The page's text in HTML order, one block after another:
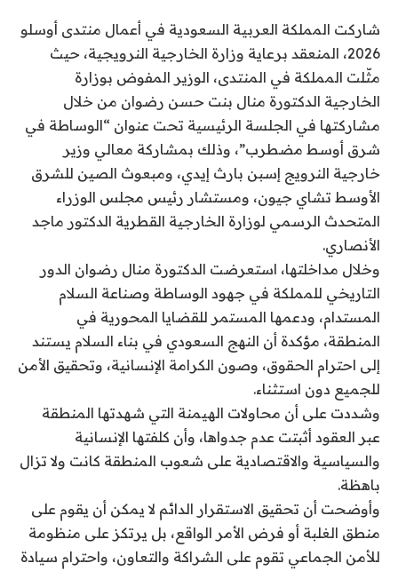
شاركت المملكة العربية السعودية في أعمال منتدى أوسلو
2026، المنعقد برعاية وزارة الخارجية النرويجية، حيث
مثّلت المملكة في المنتدى، الوزير المفوض بوزارة
الخارجية الدكتورة منال بنت حسن رضوان من خلال
مشاركتها في الجلسة الرئيسية تحت عنوان “الوساطة في
شرق أوسط مضطرب”، وذلك بمشاركة معالي وزير
خارجية النرويج إسبن بارث إيدي، ومبعوث الصين للشرق
الأوسط تشاي جيون، ومستشار رئيس مجلس الوزراء
المتحدث الرسمي لوزارة الخارجية القطرية الدكتور ماجد
الأنصاري.
وخلال مداخلتها، استعرضت الدكتورة منال رضوان الدور
التاريخي للمملكة في جهود الوساطة وصناعة السلام
المستدام، ودعمها المستمر للقضايا المحورية في
المنطقة، مؤكدة أن النهج السعودي في بناء السلام يستند
إلى احترام الحقوق، وصون الكرامة الإنسانية، وتحقيق الأمن
للجميع دون استثناء.
وشددت على أن محاولات الهيمنة التي شهدتها المنطقة
عبر العقود أثبتت عدم جدواها، وأن كلفتها الإنسانية
والسياسية والاقتصادية على شعوب المنطقة كانت ولا تزال
باهظة.
وأوضحت أن تحقيق الاستقرار الدائم لا يمكن أن يقوم على
منطق الغلبة أو فرض الأمر الواقع، بل يرتكز على منظومة
للأمن الجماعي تقوم على الشراكة والتعاون، واحترام سيادة